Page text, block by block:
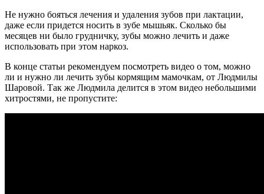
Не нужно бояться лечения и удаления зубов при лактации,
даже если придется носить в зубе мышьяк. Сколько бы
месяцев ни было грудничку, зубы можно лечить и даже
использовать при этом наркоз.
В конце статьи рекомендуем посмотреть видео о том, можно
ли и нужно ли лечить зубы кормящим мамочкам, от Людмилы
Шаровой. Так же Людмила делится в этом видео небольшими
хитростями, не пропустите: